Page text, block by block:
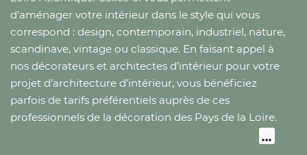
d’aménager votre intérieur dans le style qui vous
correspond : design, contemporain, industriel, nature,
scandinave, vintage ou classique. En faisant appel à
nos décorateurs et architectes d’intérieur pour votre
projet d’architecture d’intérieur, vous bénéficiez
parfois de tarifs préférentiels auprès de ces
professionnels de la décoration des Pays de la Loire.